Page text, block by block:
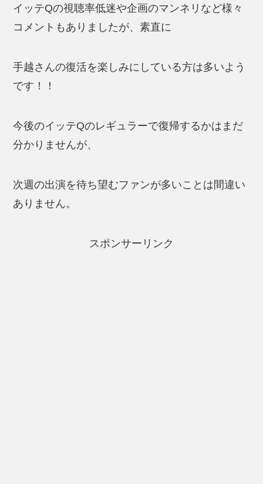
イッテQの視聴率低迷や企画のマンネリなど様々
コメントもありましたが、素直に
手越さんの復活を楽しみにしている方は多いよう
です！！
今後のイッテQのレギュラーで復帰するかはまだ
分かりませんが、
次週の出演を待ち望むファンが多いことは間違い
ありません。
スポンサーリンク